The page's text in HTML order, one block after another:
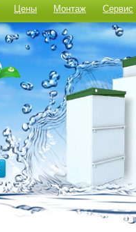
Цены Монтаж Сервис